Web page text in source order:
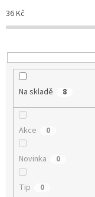
p
u
36Kč
Na skladě 8
Akce 0
Novinka 0
Tip 0